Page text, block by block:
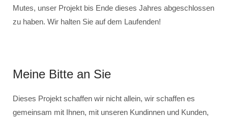
Mutes, unser Projekt bis Ende dieses Jahres abgeschlossen
zu haben. Wir halten Sie auf dem Laufenden!
Meine Bitte an Sie
Dieses Projekt schaffen wir nicht allein, wir schaffen es
gemeinsam mit Ihnen, mit unseren Kundinnen und Kunden,